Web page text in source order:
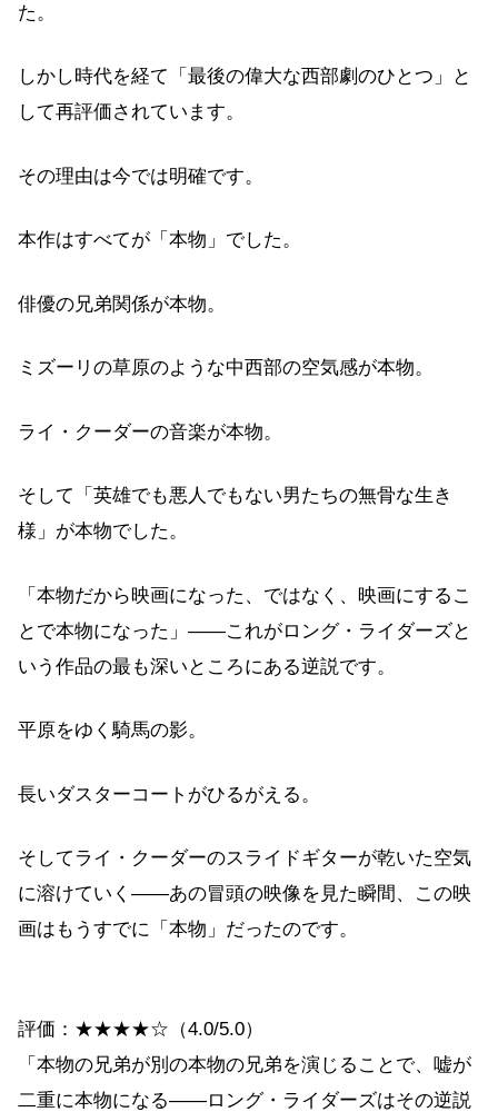
た。
しかし時代を経て「最後の偉大な西部劇のひとつ」と
して再評価されています。
その理由は今では明確です。
本作はすべてが「本物」でした。
俳優の兄弟関係が本物。
ミズーリの草原のような中西部の空気感が本物。
ライ・クーダーの音楽が本物。
そして「英雄でも悪人でもない男たちの無骨な生き
様」が本物でした。
「本物だから映画になった、ではなく、映画にするこ
とで本物になった」——これがロング・ライダーズと
いう作品の最も深いところにある逆説です。
平原をゆく騎馬の影。
長いダスターコートがひるがえる。
そしてライ・クーダーのスライドギターが乾いた空気
に溶けていく——あの冒頭の映像を見た瞬間、この映
画はもうすでに「本物」だったのです。
評価：★★★★☆（4.0/5.0）
「本物の兄弟が別の本物の兄弟を演じることで、嘘が
二重に本物になる——ロング・ライダーズはその逆説